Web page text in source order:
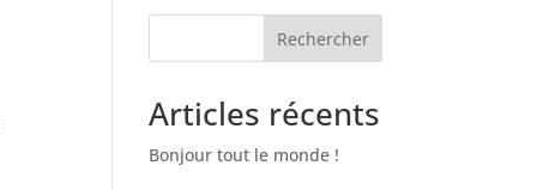
Rechercher
Articles récents
Bonjour tout le monde !